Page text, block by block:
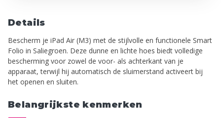
Details
Bescherm je iPad Air (M3) met de stijlvolle en functionele Smart
Folio in Saliegroen. Deze dunne en lichte hoes biedt volledige
bescherming voor zowel de voor- als achterkant van je
apparaat, terwijl hij automatisch de sluimerstand activeert bij
het openen en sluiten.
Belangrijkste kenmerken